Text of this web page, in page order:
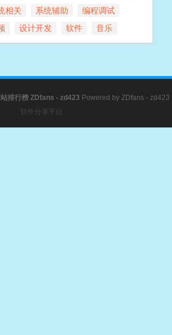
相关 系统辅助
编程调试
设计开发 软件 音乐
站排行榜ZDfans - zd423 Powered by ZDfans - zd423
软件分享平台